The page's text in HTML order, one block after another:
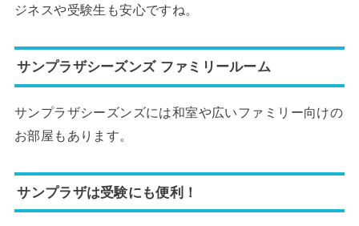
ジネスや受験生も安心ですね。
サンプラザシーズンズ ファミリールーム
サンプラザシーズンズには和室や広いファミリー向けの
お部屋もあります。
サンプラザは受験にも便利！